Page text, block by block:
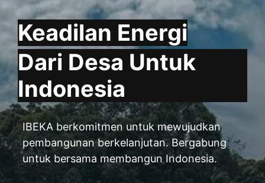
Keadilan Energi
Dari Desa Untuk
Indonesia
IBEKA berkomitmen untuk mewujudkan
pembangunan berkelanjutan. Bergabung
untuk bersama membangun Indonesia.